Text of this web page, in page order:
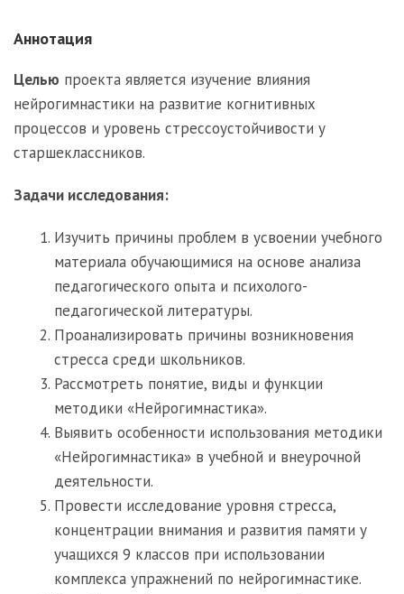
Аннотация
Целью проекта является изучение влияния
нейрогимнастики на развитие когнитивных
процессов и уровень стрессоустойчивости у
старшеклассников.
Задачи исследования:
Изучить причины проблем в усвоении учебного
материала обучающимися на основе анализа
педагогического опыта и психолого-
педагогической литературы.
Проанализировать причины возникновения
стресса среди школьников.
Рассмотреть понятие, виды и функции
методики «Нейрогимнастика».
Выявить особенности использования методики
«Нейрогимнастика» в учебной и внеурочной
деятельности.
Провести исследование уровня стресса,
концентрации внимания и развития памяти у
учащихся 9 классов при использовании
комплекса упражнений по нейрогимнастике.